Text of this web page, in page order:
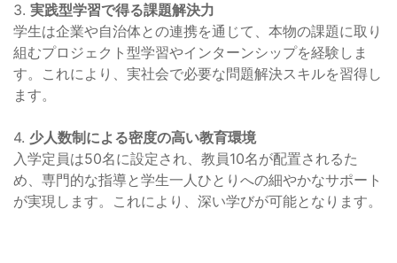
3. 実践型学習で得る課題解決力
学生は企業や自治体との連携を通じて、本物の課題に取り
組むプロジェクト型学習やインターンシップを経験しま
す。これにより、実社会で必要な問題解決スキルを習得し
ます。
4. 少人数制による密度の高い教育環境
入学定員は50名に設定され、教員10名が配置されるた
め、専門的な指導と学生一人ひとりへの細やかなサポート
が実現します。これにより、深い学びが可能となります。